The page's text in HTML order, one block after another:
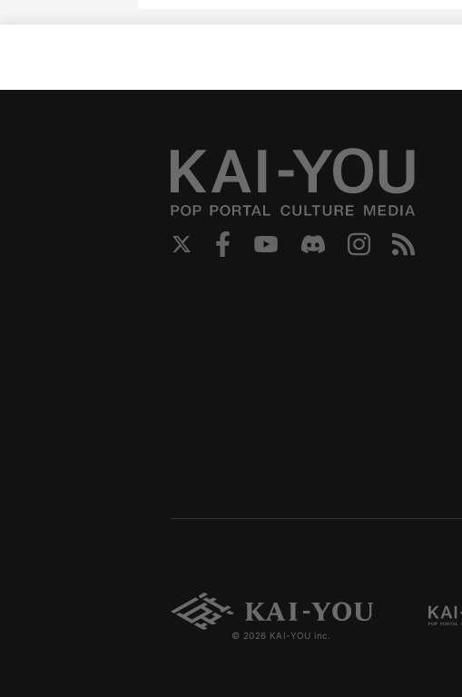
© 2026 KAI-YOU inc.